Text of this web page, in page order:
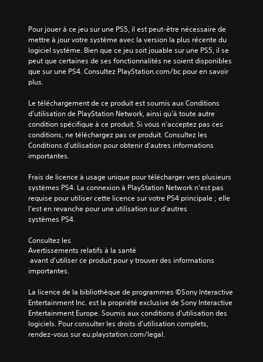
Pour jouer à ce jeu sur une PS5, il est peut-être nécessaire de
mettre à jour votre système avec la version la plus récente du
logiciel système. Bien que ce jeu soit jouable sur une PS5, il se
peut que certaines de ses fonctionnalités ne soient disponibles
que sur une PS4. Consultez PlayStation.com/bc pour en savoir
plus.
Le téléchargement de ce produit est soumis aux Conditions
d'utilisation de PlayStation Network, ainsi qu'à toute autre
condition spécifique à ce produit. Si vous n'acceptez pas ces
conditions, ne téléchargez pas ce produit. Consultez les
Conditions d'utilisation pour obtenir d'autres informations
importantes.
Frais de licence à usage unique pour télécharger vers plusieurs
systèmes PS4. La connexion à PlayStation Network n'est pas
requise pour utiliser cette licence sur votre PS4 principale ; elle
l'est en revanche pour une utilisation sur d'autres
systèmes PS4.
Consultez les
Avertissements relatifs à la santé
importantes.
La licence de la bibliothèque de programmes ©Sony Interactive
Entertainment Inc. est la propriété exclusive de Sony Interactive
Entertainment Europe. Soumis aux conditions d’utilisation des
logiciels. Pour consulter les droits d’utilisation complets,
rendez-vous sur eu.playstation.com/legal.